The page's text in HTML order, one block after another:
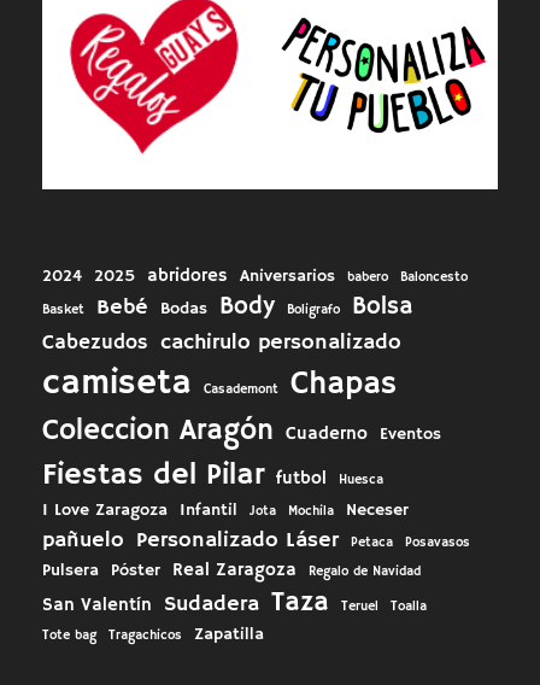
2024 2025 abridores Aniversarios babero
Baloncesto
Basket
Bebé Bodas Body Boligrafo Bolsa
Cabezudos cachirulo personalizado
camiseta Casademont Chapas
Coleccion Aragón Cuaderno Eventos
Fiestas del Pilar futbol Huesca
I Love Zaragoza Infantil Jota Mochila Neceser
pañuelo Personalizado Láser Petaca Posavasos
Pulsera Póster Real Zaragoza Regalo de Navidad
San Valentín Sudadera Taza Teruel
Toalla
Tote bag
Tragachicos Zapatilla